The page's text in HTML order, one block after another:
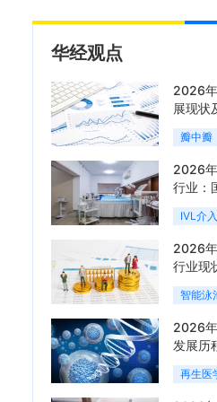
华经观点
2026
展现状
可持续
景良好
瓣中瓣
2026
行业：
批，市
长阶段
IVL介
2026
行业现
朝着系
方向迭
智能泳
2026
发展历
关政策
局及发
再生医